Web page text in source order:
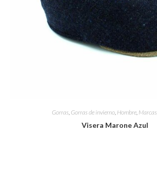
Gorras Gorras de invierno Hombre Marcas
Visera Marone Azul